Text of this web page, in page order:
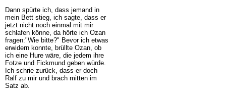
Dann spürte ich, dass jemand in
mein Bett stieg, ich sagte, dass er
jetzt nicht noch einmal mit mir
schlafen könne, da hörte ich Ozan
fragen:"Wie bitte?" Bevor ich etwas
erwidern konnte, brüllte Ozan, ob
ich eine Hure wäre, die jedem ihre
Fotze und Fickmund geben würde.
Ich schrie zurück, dass er doch
Ralf zu mir und brach mitten im
Satz ab.